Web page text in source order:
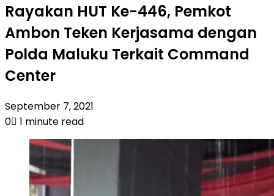
Rayakan HUT Ke-446, Pemkot
Ambon Teken Kerjasama dengan
Polda Maluku Terkait Command
Center
September 7, 2021
0
1 minute read